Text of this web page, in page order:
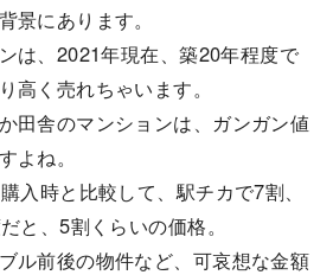
景にあります。
は、2021年現在、築20年程度で
高く売れちゃいます。
田舎のマンションは、ガンガン値
よね。
入時と比較して、駅チカで7割、
と、5割くらいの価格。
ル前後の物件など、可哀想な金額